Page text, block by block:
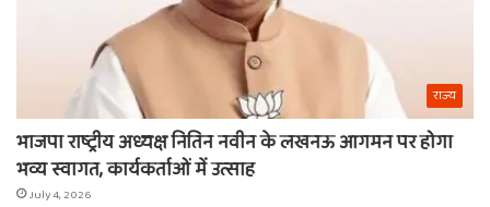
राज्य
भाजपा राष्ट्रीय अध्यक्ष नितिन नवीन के लखनऊ आगमन पर होगा
भव्य स्वागत, कार्यकर्ताओं में उत्साह
July 4, 2026